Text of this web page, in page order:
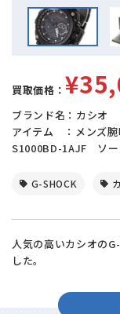
買取価格：
ブランド名：カシオ
アイテム ：メンズ
S1000BD-1AJF ソ
G-SHOCK
人気の高いカシオの
した。